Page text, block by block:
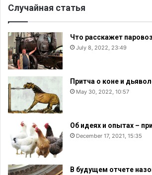
Случайная статья
Что расскажет
July 8, 2022, 23:49
Притча о коне и
May 30, 2022, 10:57
Об идеях и опытах –
December 17, 2021, 15:35
В будущем отчете